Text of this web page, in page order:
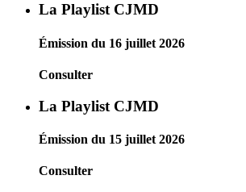
La Playlist CJMD
Émission du 16 juillet 2026
Consulter
La Playlist CJMD
Émission du 15 juillet 2026
Consulter